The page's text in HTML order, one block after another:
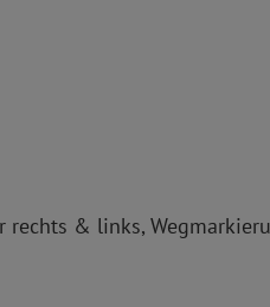
rechts & links,